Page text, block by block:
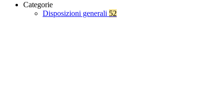
Categorie
Disposizioni generali 52